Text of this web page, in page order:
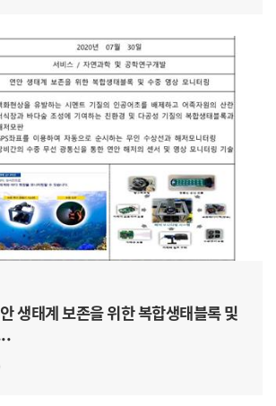
생태계 보존을 위한 복합생태블록 및